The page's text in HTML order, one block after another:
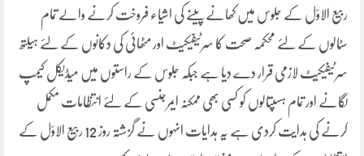
ربیع الاوّل کے جلوس میں کھانے پینے کی اشیاء فروخت کرنے والے تمام
سٹالوں کے لئے محکمہ صحت کا سرٹیفیکیٹ اور مٹھائی کی دکانوں کے لئے ہیلتھ
سرٹیفیکیٹ لازمی قرار دے دیا ہے جبکہ جلوس کے راستوں میں میڈیکل کیمپ
لگانے اور تمام ہسپتالوں کو کسی بھی ممکنہ ایمرجنسی کے لئے انتظامات مکمل
کرنے کی ہدایت کردی ہے یہ ہدایات انہوں نے گزشتہ روز 12 ربیع الاوّل کے